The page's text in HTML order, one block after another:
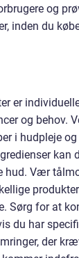
og
inden du
er
og behov.
i hudpleje
kan
hud. Vær
Sørg for at
du har
der